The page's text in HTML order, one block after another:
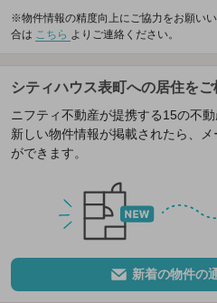
※物件情報の精度向上にご協力をお願い
合は こちら よりご連絡ください。
シティハウス表町への居住を
ニフティ不動産が提携する15の不
新しい物件情報が掲載されたら、
ができます。
新着の物件の